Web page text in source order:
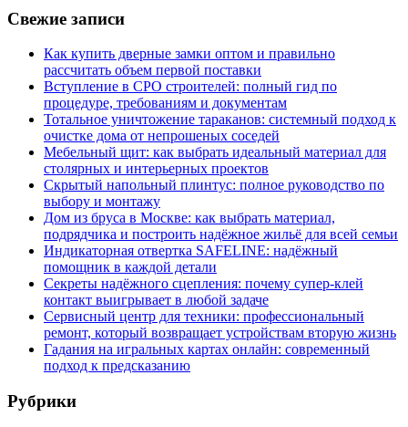
Свежие записи
Как купить дверные замки оптом и правильно
рассчитать объем первой поставки
Вступление в СРО строителей: полный гид по
процедуре, требованиям и документам
Тотальное уничтожение тараканов: системный подход к
очистке дома от непрошеных соседей
Мебельный щит: как выбрать идеальный материал для
столярных и интерьерных проектов
Скрытый напольный плинтус: полное руководство по
выбору и монтажу
Дом из бруса в Москве: как выбрать материал,
подрядчика и построить надёжное жильё для всей семьи
Индикаторная отвертка SAFELINE: надёжный
помощник в каждой детали
Секреты надёжного сцепления: почему супер‑клей
контакт выигрывает в любой задаче
Сервисный центр для техники: профессиональный
ремонт, который возвращает устройствам вторую жизнь
Гадания на игральных картах онлайн: современный
подход к предсказанию
Рубрики